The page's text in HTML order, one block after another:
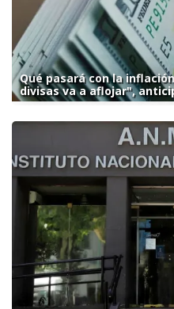
Qué pasará con la
divisas va a aflojar",